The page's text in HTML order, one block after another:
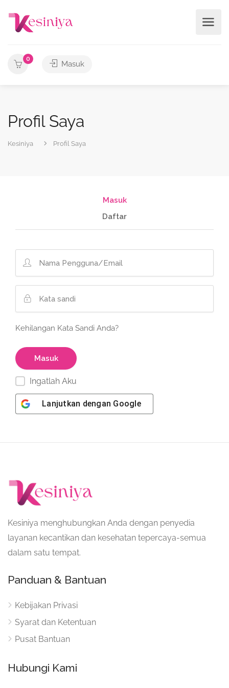
0
Masuk
Profil Saya
Kesiniya Profil Saya
Masuk
Daftar
Kehilangan Kata Sandi Anda?
Ingatlah Aku
Lanjutkan dengan Google
Kesiniya menghubungkan Anda dengan penyedia
layanan kecantikan dan kesehatan tepercaya-semua
dalam satu tempat.
Panduan & Bantuan
Kebijakan Privasi
Syarat dan Ketentuan
Pusat Bantuan
Hubungi Kami